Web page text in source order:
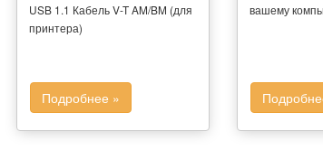
USB 1.1 Кабель V-T AM/BM (для
принтера)
Подробнее »
вашему